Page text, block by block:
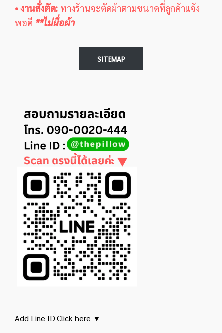
• งานสั่งตัด: ทางร้านจะตัดผ้าตามขนาดที่ลูกค้าแจ้ง
พอดี **ไม่ผื่อผ้า
SITEMAP
Add Line ID Click here ▼